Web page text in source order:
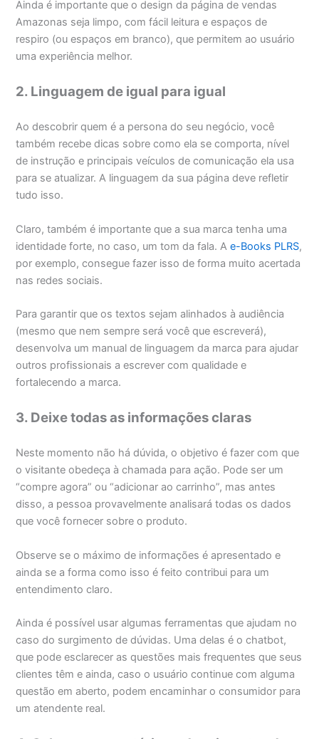
Ainda é importante que o design da página de vendas
Amazonas seja limpo, com fácil leitura e espaços de
respiro (ou espaços em branco), que permitem ao usuário
uma experiência melhor.
2. Linguagem de igual para igual
Ao descobrir quem é a persona do seu negócio, você
também recebe dicas sobre como ela se comporta, nível
de instrução e principais veículos de comunicação ela usa
para se atualizar. A linguagem da sua página deve refletir
tudo isso.
Claro, também é importante que a sua marca tenha uma
identidade forte, no caso, um tom da fala. Ae-Books PLRS,
por exemplo, consegue fazer isso de forma muito acertada
nas redes sociais.
Para garantir que os textos sejam alinhados à audiência
(mesmo que nem sempre será você que escreverá),
desenvolva um manual de linguagem da marca para ajudar
outros profissionais a escrever com qualidade e
fortalecendo a marca.
3. Deixe todas as informações claras
Neste momento não há dúvida, o objetivo é fazer com que
o visitante obedeça à chamada para ação. Pode ser um
“compre agora” ou “adicionar ao carrinho”, mas antes
disso, a pessoa provavelmente analisará todas os dados
que você fornecer sobre o produto.
Observe se o máximo de informações é apresentado e
ainda se a forma como isso é feito contribui para um
entendimento claro.
Ainda é possível usar algumas ferramentas que ajudam no
caso do surgimento de dúvidas. Uma delas é o chatbot,
que pode esclarecer as questões mais frequentes que seus
clientes têm e ainda, caso o usuário continue com alguma
questão em aberto, podem encaminhar o consumidor para
um atendente real.